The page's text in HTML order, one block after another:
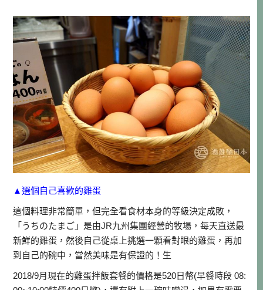
▲選個自己喜歡的雞蛋
這個料理非常簡單，但完全看食材本身的等級決定成敗，
「うちのたまご」是由JR九州集團經營的牧場，每天直送最
新鮮的雞蛋，然後自己從桌上挑選一顆看對眼的雞蛋，再加
到自己的碗中，當然美味是有保證的！生
2018/9月現在的雞蛋拌飯套餐的價格是520日幣(早餐時段 08: